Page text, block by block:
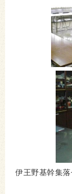
伊王野基幹集